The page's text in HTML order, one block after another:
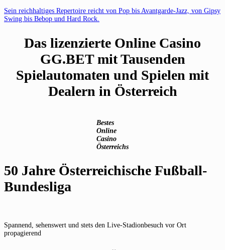
Sein reichhaltiges Repertoire reicht von Pop bis Avantgarde-Jazz, von Gipsy
Swing bis Bebop und Hard Rock.
Das lizenzierte Online Casino
GG.BET mit Tausenden
Spielautomaten und Spielen mit
Dealern in Österreich
Bestes
Online
Casino
Österreichs
50 Jahre Österreichische Fußball-
Bundesliga
Spannend, sehenswert und stets den Live-Stadionbesuch vor Ort
propagierend